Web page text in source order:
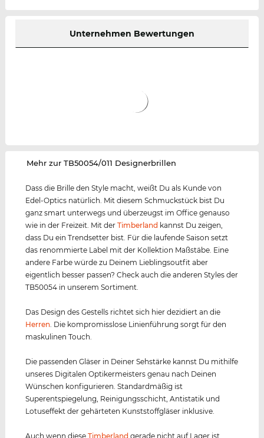
Unternehmen Bewertungen
‌Mehr zur TB50054/011 Designerbrillen
Dass die Brille den Style macht, weißt Du als Kunde von
Edel-Optics natürlich. Mit diesem Schmuckstück bist Du
ganz smart unterwegs und überzeugst im Office genauso
wie in der Freizeit. Mit derTimberland kannst Du zeigen,
dass Du ein Trendsetter bist. Für die laufende Saison setzt
das renommierte Label mit der Kollektion Maßstäbe. Eine
andere Farbe würde zu Deinem Lieblingsoutfit aber
eigentlich besser passen? Check auch die anderen Styles der
TB50054 in unserem Sortiment.
Das Design des Gestells richtet sich hier dezidiert an die
Herren . Die kompromisslose Linienführung sorgt für den
maskulinen Touch.
Die passenden Gläser in Deiner Sehstärke kannst Du mithilfe
unseres Digitalen Optikermeisters genau nach Deinen
Wünschen konfigurieren. Standardmäßig ist
Superentspiegelung, Reinigungsschicht, Antistatik und
Lotuseffekt der gehärteten Kunststoffgläser inklusive.
Auch wenn dieseTimberland gerade nicht auf Lager ist,